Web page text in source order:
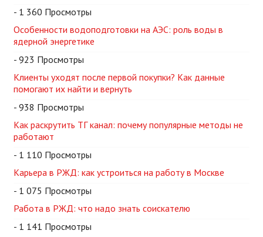
- 1 360 Просмотры
Особенности водоподготовки на АЭС: роль воды в
ядерной энергетике
- 923 Просмотры
Клиенты уходят после первой покупки? Как данные
помогают их найти и вернуть
- 938 Просмотры
Как раскрутить ТГ канал: почему популярные методы не
работают
- 1 110 Просмотры
Карьера в РЖД: как устроиться на работу в Москве
- 1 075 Просмотры
Работа в РЖД: что надо знать соискателю
- 1 141 Просмотры